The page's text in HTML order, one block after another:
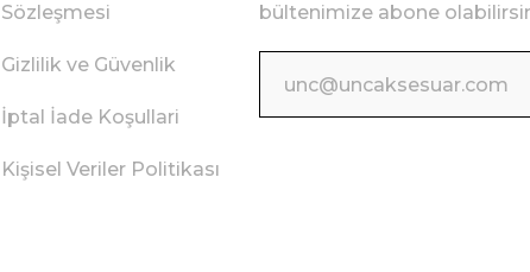
Sözleşmesi
Gizlilik ve Güvenlik
İptal İade Koşullari
Kişisel Veriler Politikası
bültenimize abone